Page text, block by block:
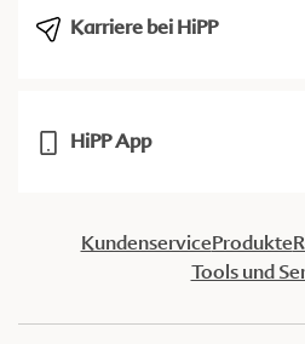
Karriere bei HiPP
HiPP App
KundenserviceProdukte
Tools und